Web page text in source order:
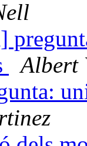
Albert